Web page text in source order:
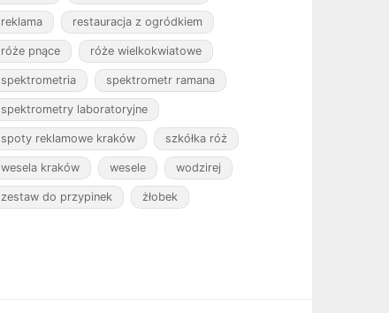
reklama restauracja z ogródkiem
róże pnące róże wielkokwiatowe
spektrometria spektrometr ramana
spektrometry laboratoryjne
spoty reklamowe kraków szkółka róż
wesela kraków wesele wodzirej
zestaw do przypinek żłobek